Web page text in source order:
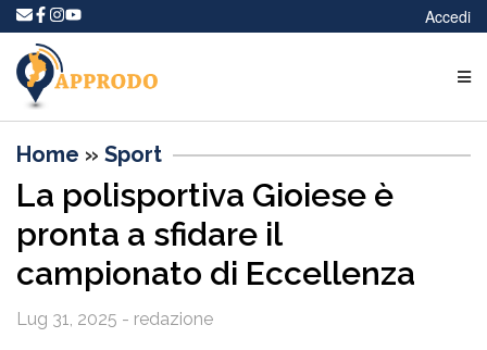
Accedi
Home » Sport
La polisportiva Gioiese è
pronta a sfidare il
campionato di Eccellenza
Lug 31, 2025 - redazione